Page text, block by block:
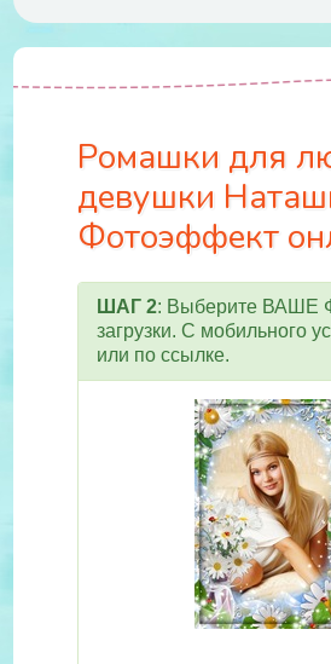
Ромашки для
девушки
Фотоэффект
ШАГ 2: Выберите ВАШЕ
загрузки. С мобильного
или по ссылке.